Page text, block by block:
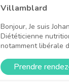
Villamblard
Bonjour, Je suis
Diététicienne
notamment libérale
Prendre